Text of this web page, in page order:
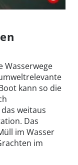
Wasserwege
kann so die
weitaus
Das
im Wasser
im